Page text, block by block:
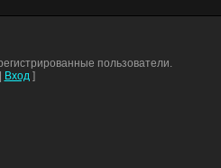
пользователи.
| Вход ]